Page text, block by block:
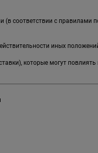
соответствии с правилами
иных
которые могут